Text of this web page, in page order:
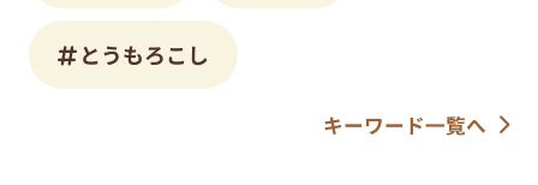
とうもろこし
キーワード一覧へ